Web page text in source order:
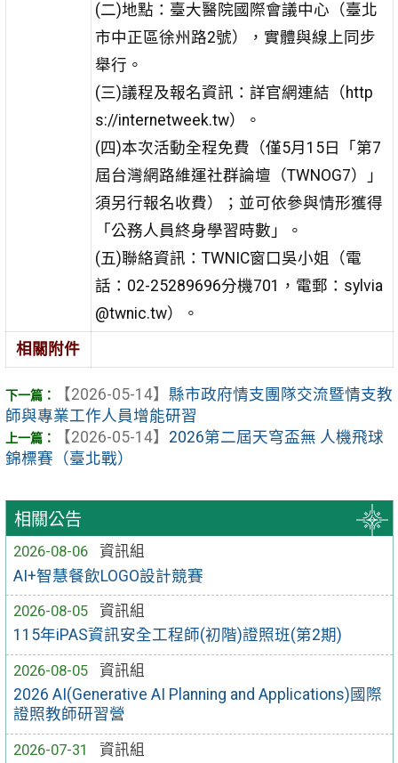
相關公告
2026-08-06
資訊組
AI+智慧餐飲LOGO設計競賽
2026-08-05
資訊組
115年iPAS資訊安全工程師(初階)證照班(第2期)
2026-08-05
資訊組
2026 AI(Generative AI Planning and Applications)國際
證照教師研習營
2026-07-31
資訊組
(二)地點：臺大醫院國際會議中心（臺北
市中正區徐州路2號），實體與線上同步
舉行。
(三)議程及報名資訊：詳官網連結（http
s://internetweek.tw）。
(四)本次活動全程免費（僅5月15日「第7
屆台灣網路維運社群論壇（TWNOG7）」
須另行報名收費）；並可依參與情形獲得
「公務人員終身學習時數」。
(五)聯絡資訊：TWNIC窗口吳小姐（電
話：02-25289696分機701，電郵：sylvia
@twnic.tw）。
相關附件
【2026-05-14】 縣市政府情支團隊交流暨情支教
師與專業工作人員增能研習
【2026-05-14】 2026第二屆天穹盃無 人機飛球
錦標賽（臺北戰）